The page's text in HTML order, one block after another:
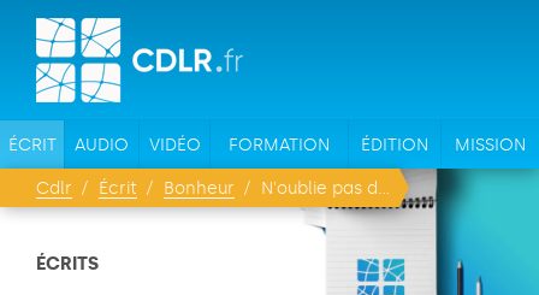
ÉCRIT AUDIO VIDÉO FORMATION ÉDITION MISSION
Cdlr Écrit Bonheur N'oublie pas d'être heureux !
ÉCRITS